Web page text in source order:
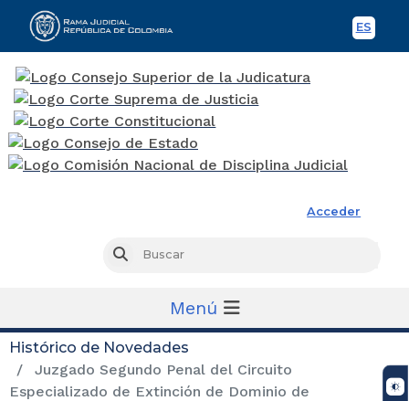
ES
Acceder
Buscar
Menú
Histórico de Novedades
Juzgado Segundo Penal del Circuito
Especializado de Extinción de Dominio de